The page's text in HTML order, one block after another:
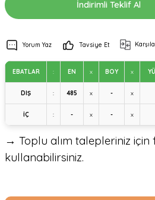
İndirimli Teklif Al
Yorum Yaz Tavsiye Et
EBATLAR : EN x BOY x
DIŞ : 485 x - x
İÇ : - x - x
→ Toplu alım talepleriniz
kullanabilirsiniz.